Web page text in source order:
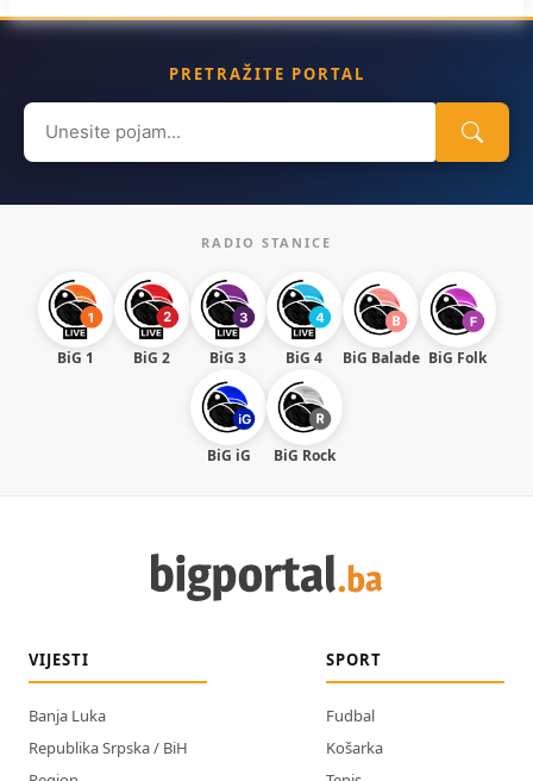
PRETRAŽITE PORTAL
Search
for:
RADIO STANICE
BiG 1 BiG 2 BiG 3 BiG 4 BiG Balade BiG Folk
BiG iG BiG Rock
VIJESTI
Banja Luka
Republika Srpska / BiH
SPORT
Fudbal
Košarka